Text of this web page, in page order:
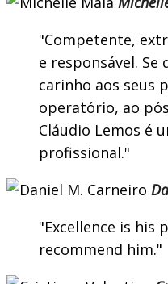
Competente,
e responsável.
carinho aos seus
operatório, ao
Cláudio Lemos é
profissional.
Excellence is his
recommend him.